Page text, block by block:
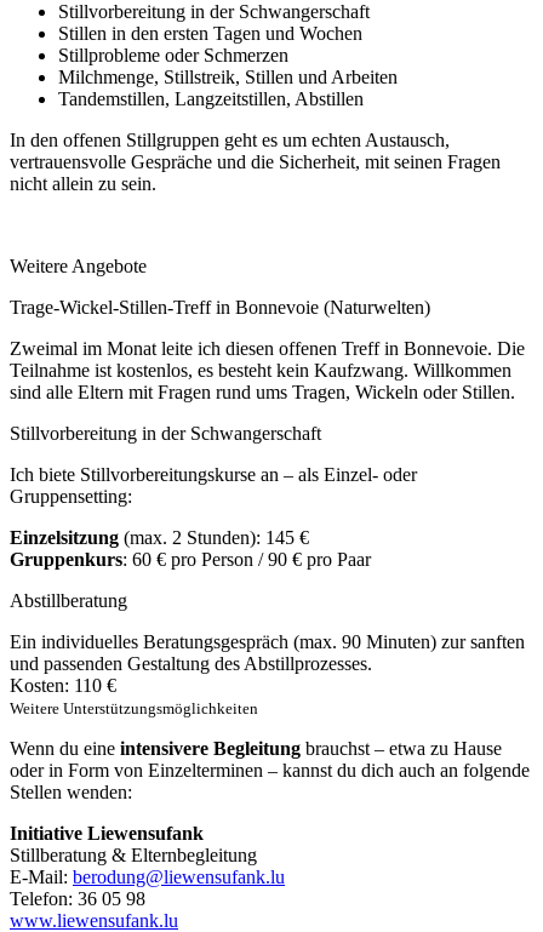
Stillvorbereitung in der Schwangerschaft
Stillen in den ersten Tagen und Wochen
Stillprobleme oder Schmerzen
Milchmenge, Stillstreik, Stillen und Arbeiten
Tandemstillen, Langzeitstillen, Abstillen
In den offenen Stillgruppen geht es um echten Austausch,
vertrauensvolle Gespräche und die Sicherheit, mit seinen Fragen
nicht allein zu sein.
Weitere Angebote
Trage-Wickel-Stillen-Treff in Bonnevoie (Naturwelten)
Zweimal im Monat leite ich diesen offenen Treff in Bonnevoie. Die
Teilnahme ist kostenlos, es besteht kein Kaufzwang. Willkommen
sind alle Eltern mit Fragen rund ums Tragen, Wickeln oder Stillen.
Stillvorbereitung in der Schwangerschaft
Ich biete Stillvorbereitungskurse an – als Einzel- oder
Gruppensetting:
Einzelsitzung (max. 2 Stunden): 145 €
Gruppenkurs: 60 € pro Person / 90 € pro Paar
Abstillberatung
Ein individuelles Beratungsgespräch (max. 90 Minuten) zur sanften
und passenden Gestaltung des Abstillprozesses.
Kosten: 110 €
Weitere Unterstützungsmöglichkeiten
Wenn du eine intensivere Begleitung brauchst – etwa zu Hause
oder in Form von Einzelterminen – kannst du dich auch an folgende
Stellen wenden:
Initiative Liewensufank
Stillberatung & Elternbegleitung
E-Mail: berodung@liewensufank.lu
Telefon: 36 05 98
www.liewensufank.lu